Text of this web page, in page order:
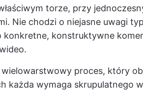
torze, przy
Nie chodzi o niejasne uwagi
konkretne, konstruktywne
proces, który
każda wymaga skrupulatnego